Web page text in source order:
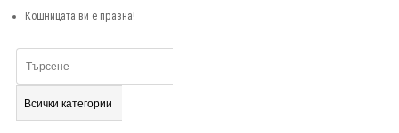
Кошницата ви е празна!
Всички категории